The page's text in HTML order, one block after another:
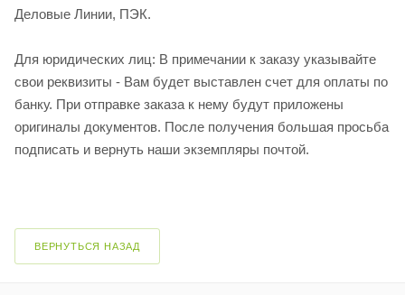
Деловые Линии, ПЭК.
Для юридических лиц: В примечании к заказу указывайте
свои реквизиты - Вам будет выставлен счет для оплаты по
банку. При отправке заказа к нему будут приложены
оригиналы документов. После получения большая просьба
подписать и вернуть наши экземпляры почтой.
ВЕРНУТЬСЯ НАЗАД